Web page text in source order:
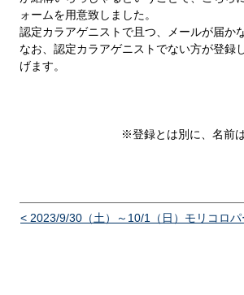
ォームを用意致しました。
認定カラアゲニストで且つ、メールが届か
なお、認定カラアゲニストでない方が登録
げます。
※登録とは別に、名前
< 2023/9/30（土）～10/1（日）モリコロパ